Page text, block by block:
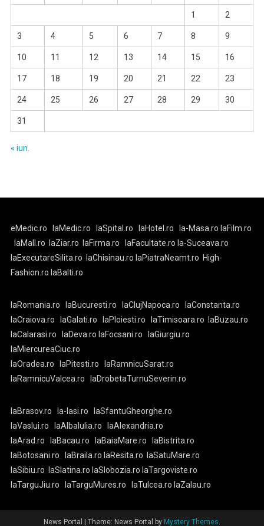
1 2
3 4 5 6 7 8 9
10 11 12 13 14 15 16
17 18 19 20 21 22 23
24 25 26 27 28 29 30
31
« iun.
eMedic.ro laMedic.ro laSpital.ro laHotel.ro la-Masa.ro laFilm.ro
laMall.ro
laZiar.ro laFirma.ro laFacultate.ro la-Suceava.ro
laExecutareSilita.ro
laChisinau.ro laPiatraNeamt.ro High-
Fashion.ro laBalti.ro
laRomania.ro laBucuresti.ro laClujNapoca.ro
laConstanta.ro
laCraiova.ro
laGalati.ro laPloiesti.ro laTimisoara.ro
laBuzau.ro
laCalarasi.ro
laDeva.ro laFocsani.ro
laGiurgiu.ro
laMiercureaCiuc.ro
laOradea.ro
laPitesti.ro
laRamnicuSarat.ro
laRamnicuValcea.ro
laDrobetaTurnuSeverin.ro
laBrasov.ro la-Iasi.ro
laSfantuGheorghe.ro
laVaslui.ro
laAlbaIulia.ro
laAlexandria.ro
laArad.ro
laBacau.ro laBaiaMare.ro
laBistrita.ro
laBotosani.ro
laBraila.ro laResita.ro
laSatuMare.ro
laSibiu.ro
laSlatina.ro laSlobozia.ro laTargoviste.ro
laTarguJiu.ro
laTarguMures.ro laTulcea.ro laZalau.ro
News Portal Theme: News Portal by Mystery Themes.